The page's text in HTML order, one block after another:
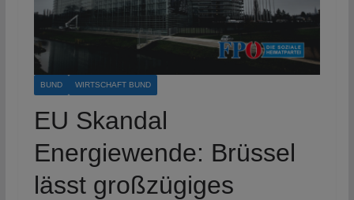
BUND WIRTSCHAFT BUND
EU Skandal
Energiewende: Brüssel
lässt großzügiges